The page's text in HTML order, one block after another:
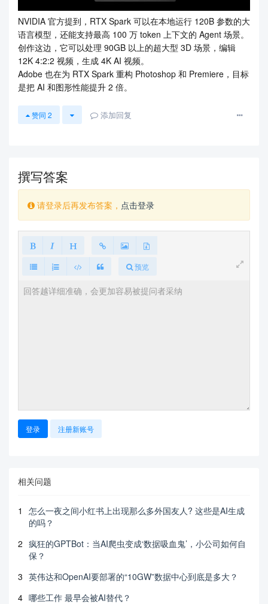
NVIDIA 官方提到，RTX Spark 可以在本地运行 120B 参数的大
语言模型，还能支持最高 100 万 token 上下文的 Agent 场景。
创作这边，它可以处理 90GB 以上的超大型 3D 场景，编辑
12K 4:2:2 视频，生成 4K AI 视频。
Adobe 也在为 RTX Spark 重构 Photoshop 和 Premiere，目标
是把 AI 和图形性能提升 2 倍。
赞同 2 添加回复
撰写答案
请登录后再发布答案， 点击登录
预览
登录 注册新账号
相关问题
1
怎么一夜之间小红书上出现那么多外国友人? 这些是AI生成
的吗？
2 疯狂的GPTBot：当AI爬虫变成‘数据吸血鬼’，小公司如何自
保？
3 英伟达和OpenAI要部署的“10GW”数据中心到底是多大？
4 哪些工作 最早会被AI替代？